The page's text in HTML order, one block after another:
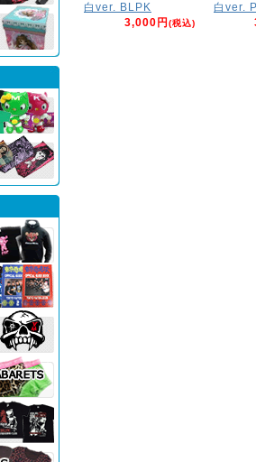
白ver. BLPK
3,000円(税込)
白ver.